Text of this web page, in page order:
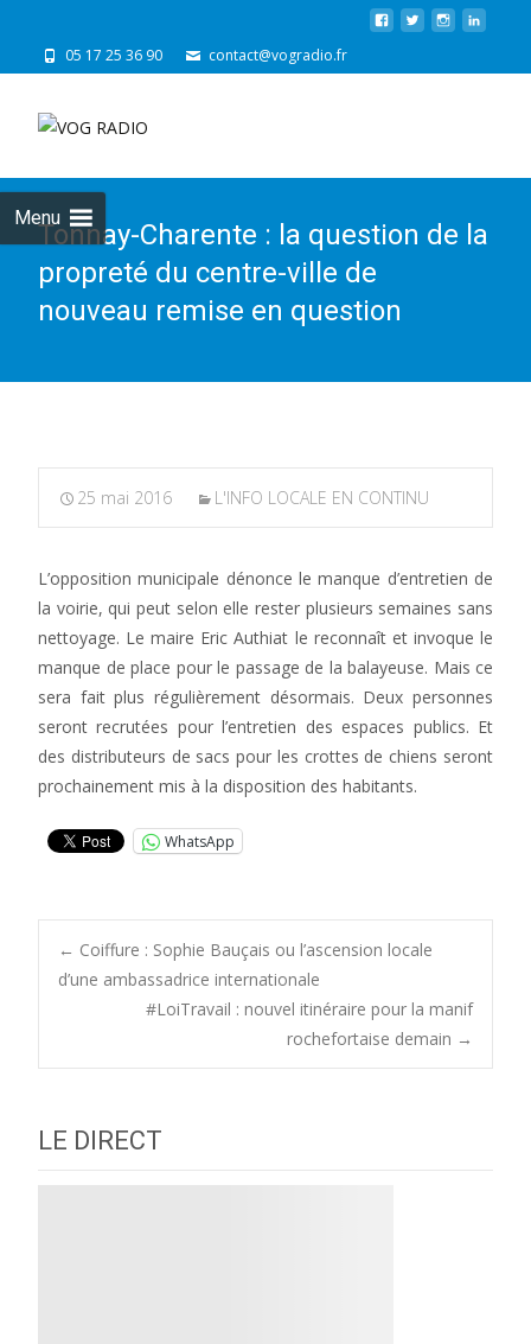
05 17 25 36 90 contact@vogradio.fr
Menu
Tonnay-Charente : la question de la
propreté du centre-ville de
nouveau remise en question
25 mai 2016 L'INFO LOCALE EN CONTINU
L’opposition municipale dénonce le manque d’entretien de
la voirie, qui peut selon elle rester plusieurs semaines sans
nettoyage. Le maire Eric Authiat le reconnaît et invoque le
manque de place pour le passage de la balayeuse. Mais ce
sera fait plus régulièrement désormais. Deux personnes
seront recrutées pour l’entretien des espaces publics. Et
des distributeurs de sacs pour les crottes de chiens seront
prochainement mis à la disposition des habitants.
WhatsApp
Post
navigation
← Coiffure : Sophie Bauçais ou l’ascension locale
d’une ambassadrice internationale
#LoiTravail : nouvel itinéraire pour la manif
rochefortaise demain →
LE DIRECT